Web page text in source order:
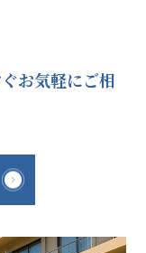
お気軽にご相